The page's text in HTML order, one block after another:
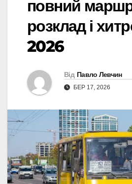
повний
розклад і
2026
Від Павло Левчин
БЕР 17, 2026